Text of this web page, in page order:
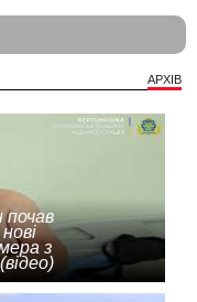
АРХІВ
почав
з